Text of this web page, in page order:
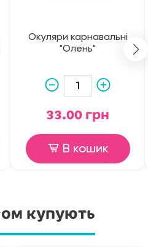
Окуляри карнавальні
"Олень"
33.00 грн
В кошик
купують